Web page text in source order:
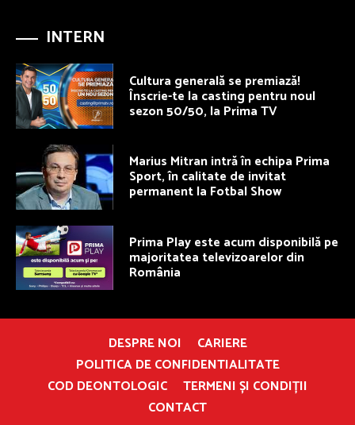
INTERN
Cultura generală se premiază!
Înscrie-te la casting pentru noul
sezon 50/50, la Prima TV
Marius Mitran intră în echipa Prima
Sport, în calitate de invitat
permanent la Fotbal Show
Prima Play este acum disponibilă pe
majoritatea televizoarelor din
România
DESPRE NOI
CARIERE
POLITICA DE CONFIDENTIALITATE
COD DEONTOLOGIC
TERMENI ȘI CONDIȚII
CONTACT